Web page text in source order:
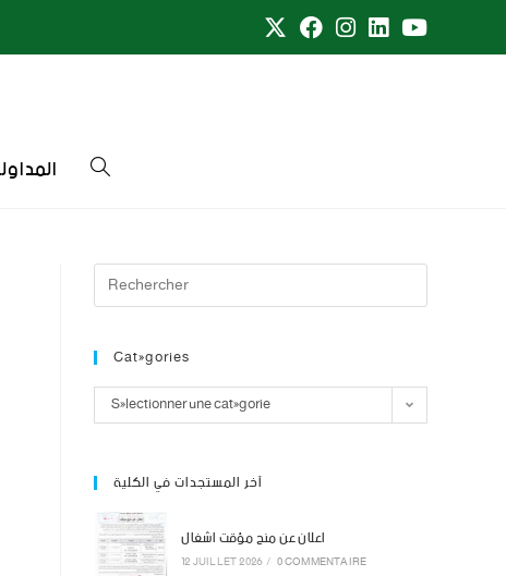
Catégories
Sélectionner une catégorie
آخر المستجدات في الكلية
اعلان عن منح مؤقت اشغال
12 JUILLET 2026/ 0 COMMENTAIRE